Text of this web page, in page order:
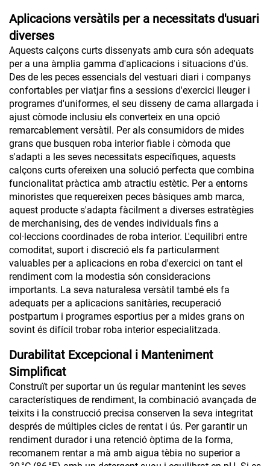
Aplicacions versàtils per a necessitats d'usuari
diverses
Aquests calçons curts dissenyats amb cura són adequats
per a una àmplia gamma d'aplicacions i situacions d'ús.
Des de les peces essencials del vestuari diari i companys
confortables per viatjar fins a sessions d'exercici lleuger i
programes d'uniformes, el seu disseny de cama allargada i
ajust còmode inclusiu els converteix en una opció
remarcablement versàtil. Per als consumidors de mides
grans que busquen roba interior fiable i còmoda que
s'adapti a les seves necessitats específiques, aquests
calçons curts ofereixen una solució perfecta que combina
funcionalitat pràctica amb atractiu estètic. Per a entorns
minoristes que requereixen peces bàsiques amb marca,
aquest producte s'adapta fàcilment a diverses estratègies
de merchanising, des de vendes individuals fins a
col·leccions coordinades de roba interior. L'equilibri entre
comoditat, suport i discreció els fa particularment
valuables per a aplicacions en roba d'exercici on tant el
rendiment com la modestia són consideracions
importants. La seva naturalesa versàtil també els fa
adequats per a aplicacions sanitàries, recuperació
postpartum i programes esportius per a mides grans on
sovint és difícil trobar roba interior especialitzada.
Durabilitat Excepcional i Manteniment
Simplificat
Construït per suportar un ús regular mantenint les seves
característiques de rendiment, la combinació avançada de
teixits i la construcció precisa conserven la seva integritat
després de múltiples cicles de rentat i ús. Per garantir un
rendiment durador i una retenció òptima de la forma,
recomanem rentar a mà amb aigua tèbia no superior a